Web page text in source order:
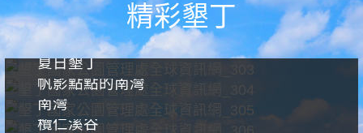
精彩墾丁
夏日墾丁
帆影點點的南灣
南灣
欖仁溪谷